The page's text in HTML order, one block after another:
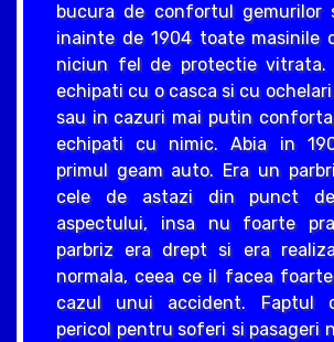
bucura de confortul gemurilor
inainte de 1904 toate masinile
niciun fel de protectie vitrata.
echipati cu o casca si cu
sau in cazuri mai putin
echipati cu nimic. Abia in
primul geam auto. Era un
cele de astazi din punct
aspectului, insa nu foarte
parbriz era drept si era
normala, ceea ce il facea
cazul unui accident. Faptul
pericol pentru soferi si pasageri